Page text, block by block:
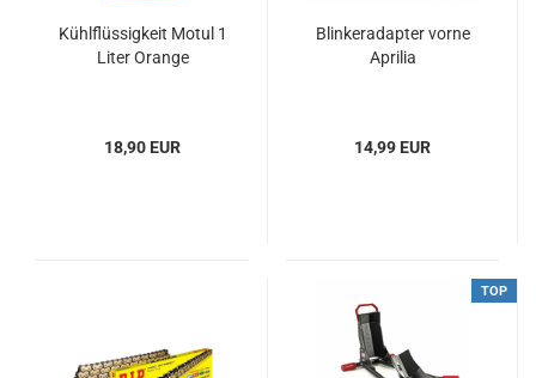
Kühlflüssigkeit Motul 1
Liter Orange
18,90 EUR
Blinkeradapter vorne
Aprilia
14,99 EUR
TOP